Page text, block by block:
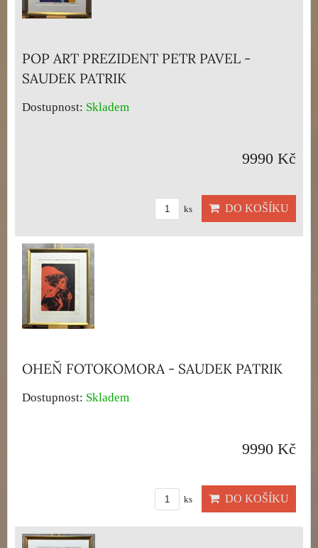
POP ART PREZIDENT PETR PAVEL -
SAUDEK PATRIK
Dostupnost: Skladem
9990 Kč
ks DO KOŠÍKU
OHEŇ FOTOKOMORA - SAUDEK PATRIK
Dostupnost: Skladem
9990 Kč
ks DO KOŠÍKU